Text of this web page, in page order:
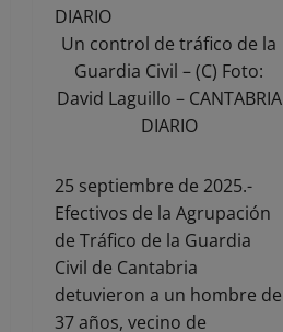
Un control de tráfico de la
Guardia Civil – (C) Foto:
David Laguillo – CANTABRIA
DIARIO
25 septiembre de 2025.-
Efectivos de la Agrupación
de Tráfico de la Guardia
Civil de Cantabria
detuvieron a un hombre de
37 años, vecino de